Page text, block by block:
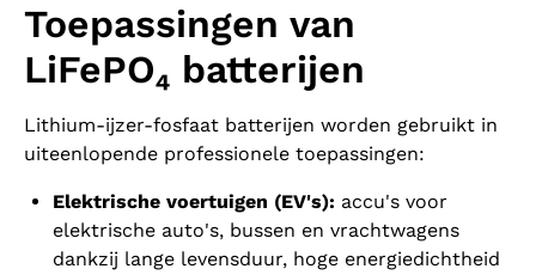
Toepassingen van
LiFePO₄ batterijen
Lithium-ijzer-fosfaat batterijen worden gebruikt in
uiteenlopende professionele toepassingen:
Elektrische voertuigen (EV's): accu's voor
elektrische auto's, bussen en vrachtwagens
dankzij lange levensduur, hoge energiedichtheid